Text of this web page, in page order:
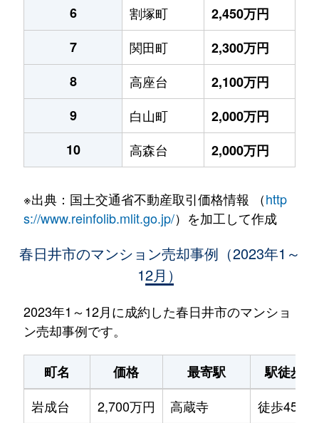
6
割塚町
2,450万円
7
関田町
2,300万円
8
高座台
2,100万円
9
白山町
2,000万円
10
高森台 2,000万円
※出典：国土交通省不動産取引価格情報 （http
s://www.reinfolib.mlit.go.jp/）を加工して作成
春日井市のマンション売却事例（2023年1～
12月）
2023年1～12月に成約した春日井市のマンショ
ン売却事例です。
町名 価格 最寄駅
駅徒歩
岩成台
2,700万円 高蔵寺
徒歩45分